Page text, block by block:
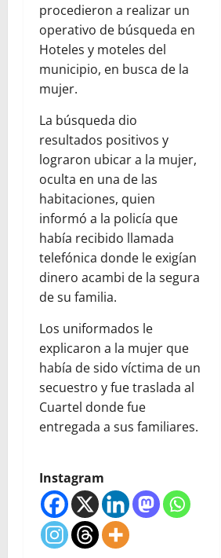
procedieron a realizar un
operativo de búsqueda en
Hoteles y moteles del
municipio, en busca de la
mujer.
La búsqueda dio
resultados positivos y
lograron ubicar a la mujer,
oculta en una de las
habitaciones, quien
informó a la policía que
había recibido llamada
telefónica donde le exigían
dinero acambi de la segura
de su familia.
Los uniformados le
explicaron a la mujer que
había de sido víctima de un
secuestro y fue traslada al
Cuartel donde fue
entregada a sus familiares.
Instagram